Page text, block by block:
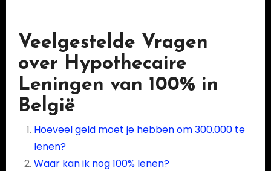
Veelgestelde Vragen
over Hypothecaire
Leningen van 100% in
België
Hoeveel geld moet je hebben om 300.000 te
lenen?
Waar kan ik nog 100% lenen?